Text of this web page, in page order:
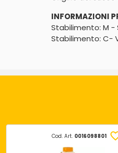
INFORMAZIONI
Stabilimento: M -
Stabilimento: C-
Cod. Art. 0016098801